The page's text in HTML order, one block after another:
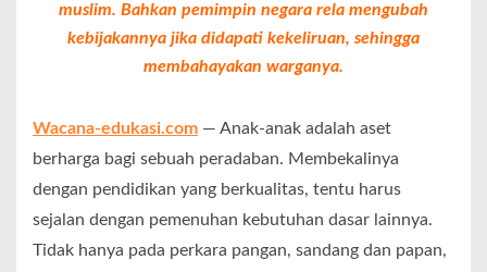
muslim. Bahkan pemimpin negara rela mengubah
kebijakannya jika didapati kekeliruan, sehingga
membahayakan warganya.
Wacana-edukasi.com — Anak-anak adalah aset
berharga bagi sebuah peradaban. Membekalinya
dengan pendidikan yang berkualitas, tentu harus
sejalan dengan pemenuhan kebutuhan dasar lainnya.
Tidak hanya pada perkara pangan, sandang dan papan,